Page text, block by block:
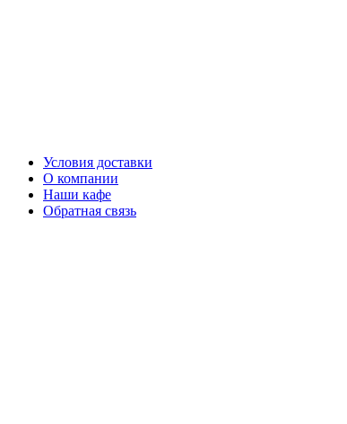
Условия доставки
О компании
Наши кафе
Обратная связь